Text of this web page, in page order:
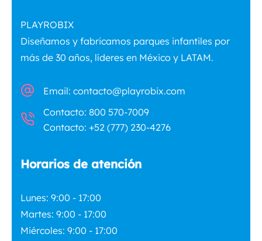
PLAYROBIX
Diseñamos y fabricamos parques infantiles por
más de 30 años, líderes en México y LATAM.
Email: contacto@playrobix.com
Contacto: 800 570-7009
Contacto: +52 (777) 230-4276
Horarios de atención
Lunes: 9:00 - 17:00
Martes: 9:00 - 17:00
Miércoles: 9:00 - 17:00